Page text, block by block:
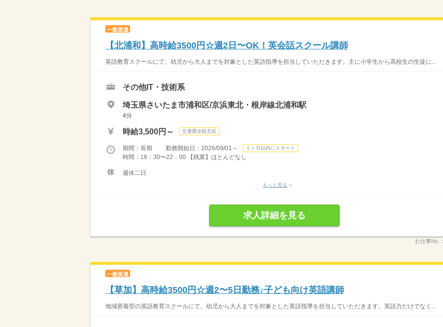
一般派遣
【北浦和】高時給3500円☆週2日〜OK！英会話スクール講師
英語教育スクールにて、幼児から大人までを対象とした英語指導を担当していただきます。主に小学生から高校生の生徒に...
その他IT・技術系
埼玉県さいたま市浦和区/京浜東北・根岸線北浦和駅
4分
時給3,500円～ 交通費全額支給
期間：長期 勤務開始日：2026/09/01～ １ヶ月以内にスタート
時間：16：30〜22：00 【残業】ほとんどなし
週休二日
もっと見る
求人詳細を見る
お仕事No.：
一般派遣
【草加】高時給3500円☆週2〜5日勤務♪子ども向け英語講師
地域密着型の英語教育スクールにて、幼児から大人までを対象とした英語指導を担当していただきます。英語力だけでなく...